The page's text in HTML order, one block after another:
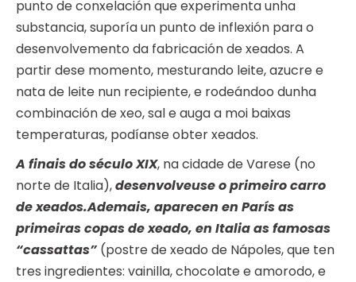
punto de conxelación que experimenta unha
substancia, suporía un punto de inflexión para o
desenvolvemento da fabricación de xeados. A
partir dese momento, mesturando leite, azucre e
nata de leite nun recipiente, e rodeándoo dunha
combinación de xeo, sal e auga a moi baixas
temperaturas, podíanse obter xeados.
A finais do século XIX, na cidade de Varese (no
norte de Italia),desenvolveuse o primeiro carro
de xeados.Ademais, aparecen en París as
primeiras copas de xeado, en Italia as famosas
“cassattas”(postre de xeado de Nápoles, que ten
tres ingredientes: vainilla, chocolate e amorodo, e